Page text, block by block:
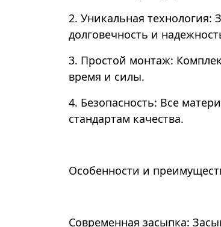
2. Уникальная технология:
долговечность и
3. Простой монтаж:
время и силы.
4. Безопасность: Все
стандартам качества.
Особенности и
Современная засыпка: